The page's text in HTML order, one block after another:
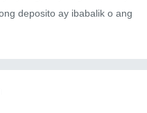
deposito ay ibabalik o ang